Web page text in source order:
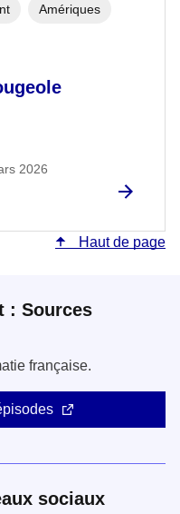
Amériques
2026
Haut de page
: Sources
française.
sociaux